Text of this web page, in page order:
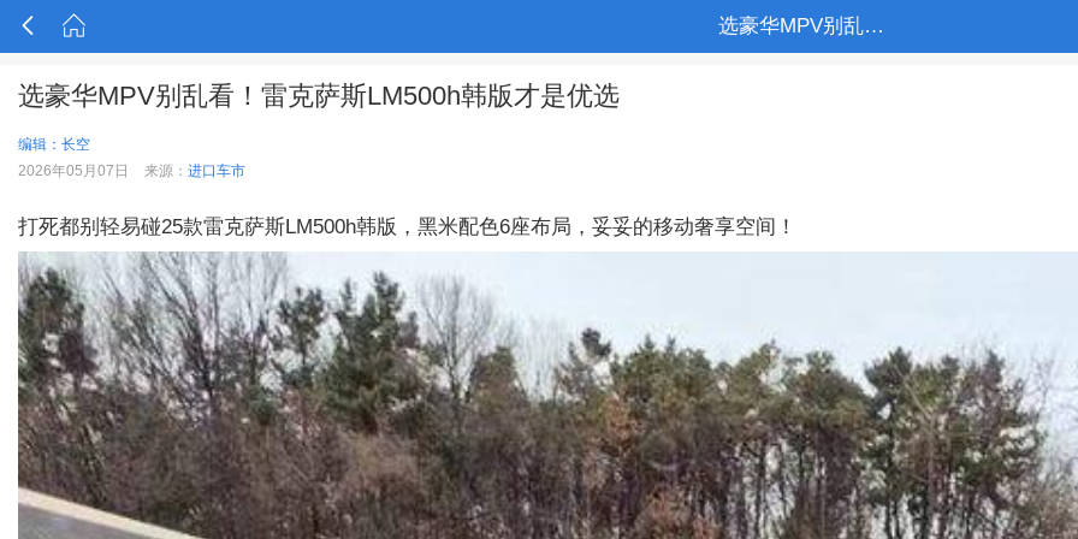
  选豪华MPV别乱看！雷克萨斯LM500h韩版才是优选
选豪华MPV别乱看！雷克萨斯LM500h韩版才是优选
编辑：长空
2026年05月07日
来源： 进口车市
打死都别轻易碰25款雷克萨斯LM500h韩版，黑米配色6座布局，妥妥的移动奢享空间！